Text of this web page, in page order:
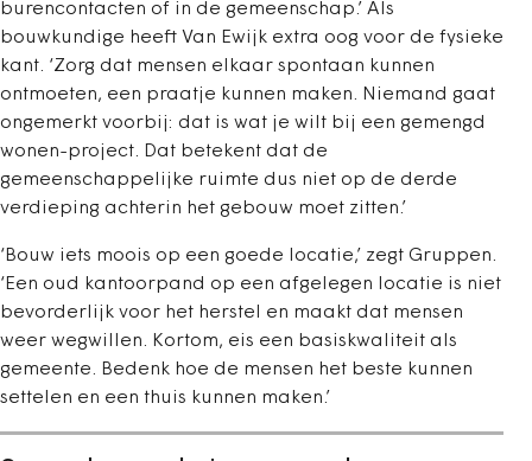
burencontacten of in de gemeenschap.’ Als
bouwkundige heeft Van Ewijk extra oog voor de fysieke
kant. ‘Zorg dat mensen elkaar spontaan kunnen
ontmoeten, een praatje kunnen maken. Niemand gaat
ongemerkt voorbij: dat is wat je wilt bij een gemengd
wonen-project. Dat betekent dat de
gemeenschappelijke ruimte dus niet op de derde
verdieping achterin het gebouw moet zitten.’
‘Bouw iets moois op een goede locatie,’ zegt Gruppen.
‘Een oud kantoorpand op een afgelegen locatie is niet
bevorderlijk voor het herstel en maakt dat mensen
weer wegwillen. Kortom, eis een basiskwaliteit als
gemeente. Bedenk hoe de mensen het beste kunnen
settelen en een thuis kunnen maken.’